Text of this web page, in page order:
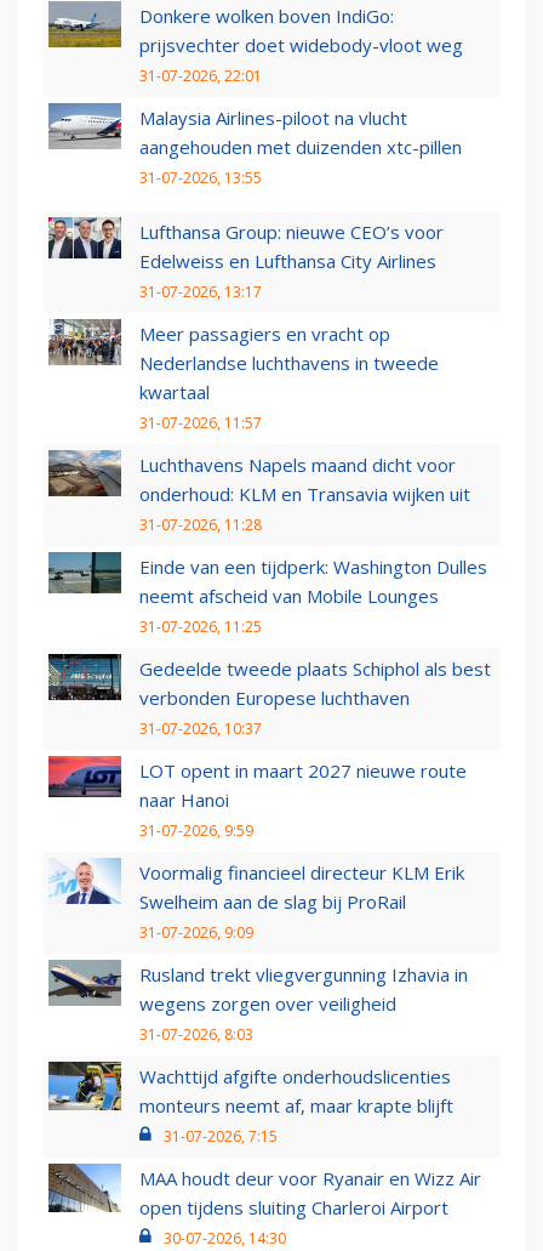
Donkere wolken boven IndiGo:
prijsvechter doet widebody-vloot weg
31-07-2026, 22:01
Malaysia Airlines-piloot na vlucht
aangehouden met duizenden xtc-pillen
31-07-2026, 13:55
Lufthansa Group: nieuwe CEO’s voor
Edelweiss en Lufthansa City Airlines
31-07-2026, 13:17
Meer passagiers en vracht op
Nederlandse luchthavens in tweede
kwartaal
31-07-2026, 11:57
Luchthavens Napels maand dicht voor
onderhoud: KLM en Transavia wijken uit
31-07-2026, 11:28
Einde van een tijdperk: Washington Dulles
neemt afscheid van Mobile Lounges
31-07-2026, 11:25
Gedeelde tweede plaats Schiphol als best
verbonden Europese luchthaven
31-07-2026, 10:37
LOT opent in maart 2027 nieuwe route
naar Hanoi
31-07-2026, 9:59
Voormalig financieel directeur KLM Erik
Swelheim aan de slag bij ProRail
31-07-2026, 9:09
Rusland trekt vliegvergunning Izhavia in
wegens zorgen over veiligheid
31-07-2026, 8:03
Wachttijd afgifte onderhoudslicenties
monteurs neemt af, maar krapte blijft
31-07-2026, 7:15
MAA houdt deur voor Ryanair en Wizz Air
open tijdens sluiting Charleroi Airport
30-07-2026, 14:30